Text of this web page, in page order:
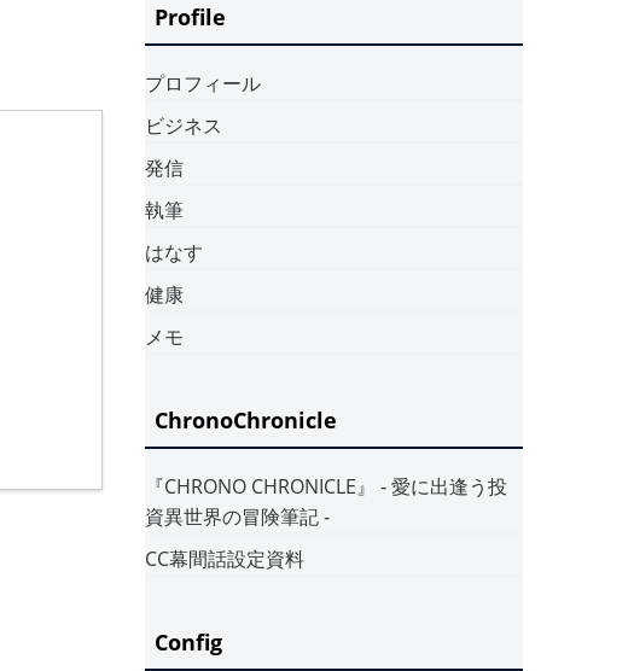
Profile
プロフィール
ビジネス
発信
執筆
はなす
健康
メモ
ChronoChronicle
『CHRONO CHRONICLE』 ‐ 愛に出逢う投
資異世界の冒険筆記 ‐
CC幕間話設定資料
Config